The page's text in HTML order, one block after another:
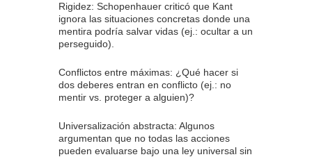
Rigidez: Schopenhauer criticó que Kant
ignora las situaciones concretas donde una
mentira podría salvar vidas (ej.: ocultar a un
perseguido).
Conflictos entre máximas: ¿Qué hacer si
dos deberes entran en conflicto (ej.: no
mentir vs. proteger a alguien)?
Universalización abstracta: Algunos
argumentan que no todas las acciones
pueden evaluarse bajo una ley universal sin